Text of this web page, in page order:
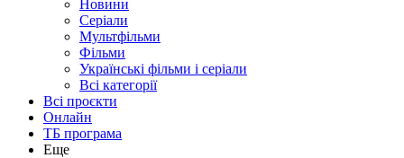
Новини
Серіали
Мультфільми
Фільми
Українські фільми і серіали
Всі категорії
Всі проєкти
Онлайн
ТБ програма
Еще